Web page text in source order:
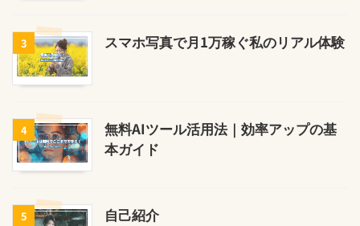
3 スマホ写真で月1万稼ぐ私のリアル体験
4
無料AIツール活用法｜効率アップの基
本ガイド
5 自己紹介